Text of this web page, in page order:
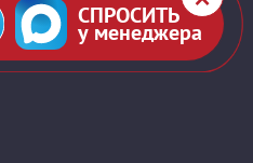
СПРОСИТЬ
у менеджера